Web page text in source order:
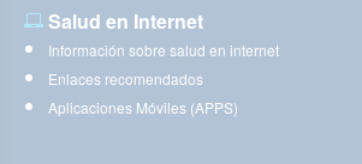
Salud en Internet
Información sobre salud en internet
Enlaces recomendados
Aplicaciones Móviles (APPS)